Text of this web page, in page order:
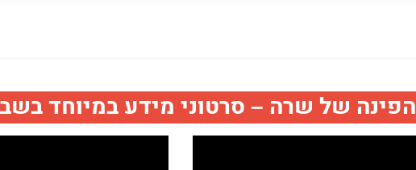
הפינה של שרה – סרטוני מידע במיוחד